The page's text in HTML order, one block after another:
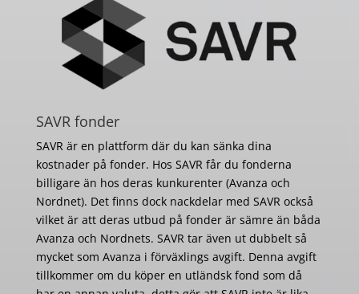
SAVR fonder
SAVR är en plattform där du kan sänka dina
kostnader på fonder. Hos SAVR får du fonderna
billigare än hos deras kunkurenter (Avanza och
Nordnet). Det finns dock nackdelar med SAVR också
vilket är att deras utbud på fonder är sämre än båda
Avanza och Nordnets. SAVR tar även ut dubbelt så
mycket som Avanza i förväxlings avgift. Denna avgift
tillkommer om du köper en utländsk fond som då